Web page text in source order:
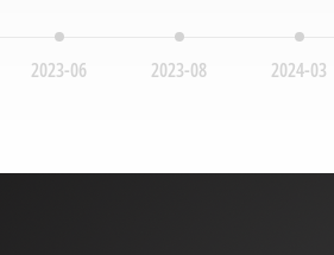
2023-06 2023-08 2024-03